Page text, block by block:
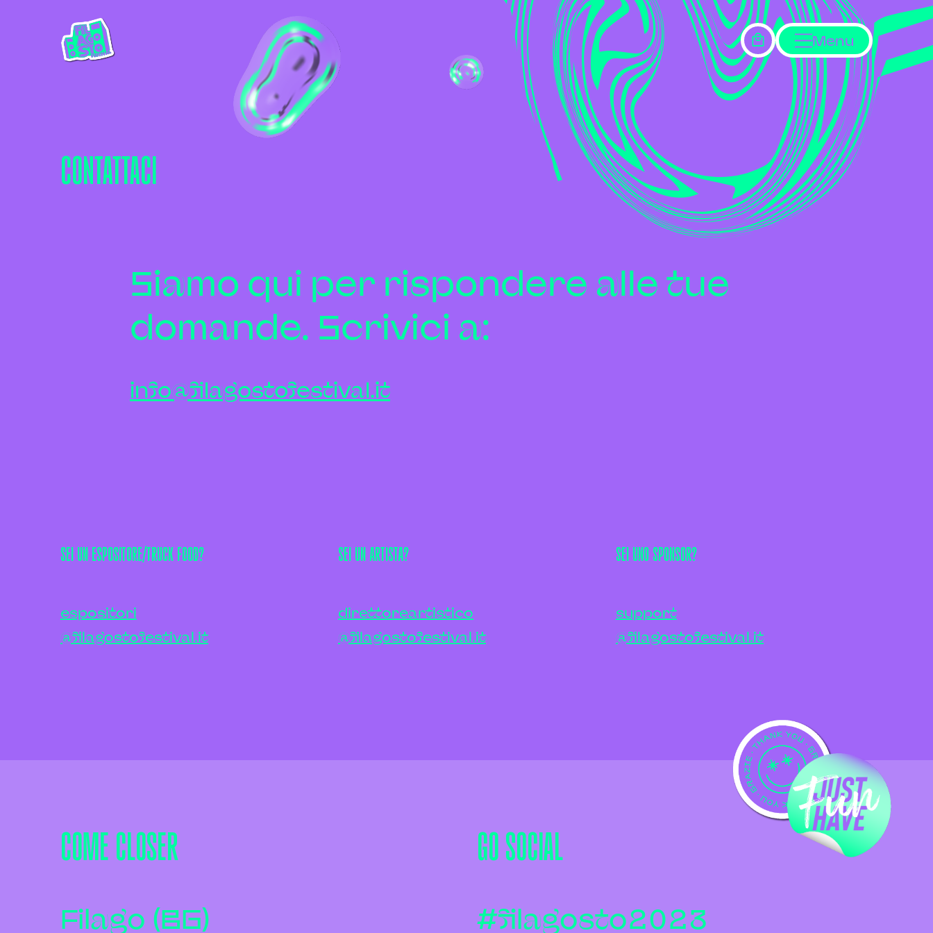
Menu
CONTATTACI
Siamo qui per rispondere alle tue
domande. Scrivici a:
info@filagostofestival.it
SEI UN ESPOSITORE/TRUCK FOOD?
espositori
@filagostofestival.it
SEI UN ARTISTA?
direttoreartistico
@filagostofestival.it
SEI UNO SPONSOR?
support
@filagostofestival.it
COME CLOSER
Filago (BG)
GO SOCIAL
#filagosto2023